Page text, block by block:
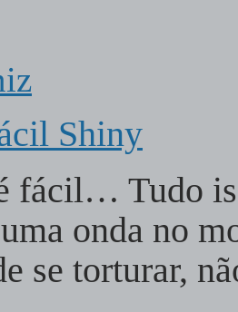
fácil… Tudo
onda no
se torturar,